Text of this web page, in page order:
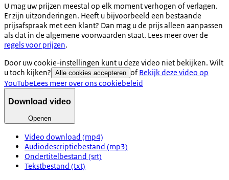
U mag uw prijzen meestal op elk moment verhogen of verlagen.
Er zijn uitzonderingen. Heeft u bijvoorbeeld een bestaande
prijsafspraak met een klant? Dan mag u de prijs alleen aanpassen
als dat in de algemene voorwaarden staat. Lees meer over de
regels voor prijzen.
Door uw cookie-instellingen kunt u deze video niet bekijken. Wilt
u toch kijken? Alle cookies accepteren of Bekijk deze video op
YouTubeLees meer over ons cookiebeleid
Download video
Openen
Video download (mp4)
Audiodescriptiebestand (mp3)
Ondertitelbestand (srt)
Tekstbestand (txt)